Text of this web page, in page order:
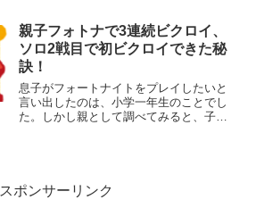
こでは、孫子の兵法がフォートナイトに
どう役立つかを...
親子フォトナで3連続ビクロイ、
ソロ2戦目で初ビクロイできた秘
訣！
息子がフォートナイトをプレイしたいと
言い出したのは、小学一年生のことでし
た。しかし親として調べてみると、子供
スポンサーリンク